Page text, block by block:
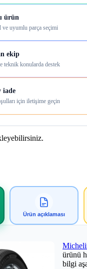
ürün
ve uyumlu parça seçimi
ekip
teknik konularda destek
iade
için iletişime geçin
Ürün açıklaması
ürünü
bilgi